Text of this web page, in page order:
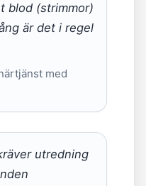
blod (strimmor)
är det i regel
med
utredning